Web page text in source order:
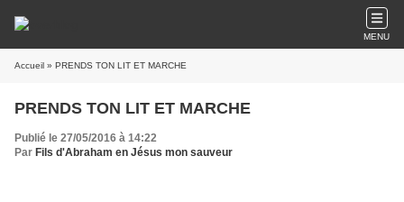
MENU
Accueil » PRENDS TON LIT ET MARCHE
PRENDS TON LIT ET MARCHE
Publié le 27/05/2016 à 14:22
Par Fils d'Abraham en Jésus mon sauveur